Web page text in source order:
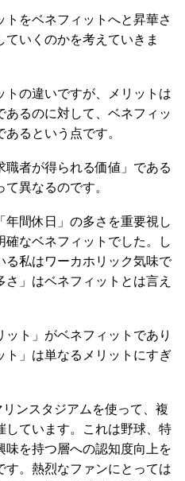
をベネフィットへと昇華さ
いくのかを考えていきま
トの違いですが、メリットは
るのに対して、ベネフィッ
るという点です。
者が得られる価値」である
異なるのです。
間休日」の多さを重要視し
なベネフィットでした。し
る私はワーカホリック気味で
」はベネフィットとは言え
ト」がベネフィットであり
ト」は単なるメリットにすぎ
ンスタジアムを使って、複
しています。これは野球、特
味を持つ層への認知度向上を
す。熱烈なファンにとっては